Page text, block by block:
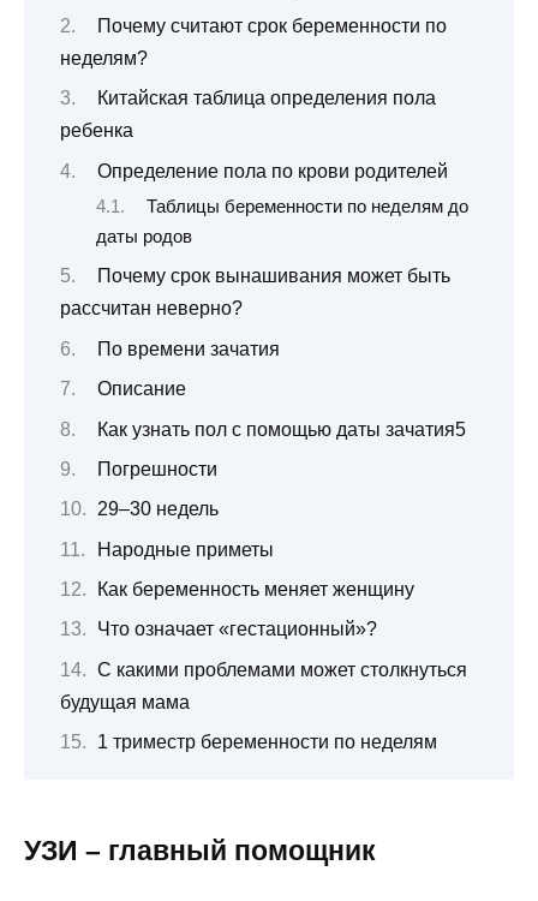
Почему считают срок беременности по
неделям?
Китайская таблица определения пола
ребенка
Определение пола по крови родителей
Таблицы беременности по неделям до
даты родов
Почему срок вынашивания может быть
рассчитан неверно?
По времени зачатия
Описание
Как узнать пол с помощью даты зачатия5
Погрешности
29–30 недель
Народные приметы
Как беременность меняет женщину
Что означает «гестационный»?
С какими проблемами может столкнуться
будущая мама
1 триместр беременности по неделям
УЗИ – главный помощник